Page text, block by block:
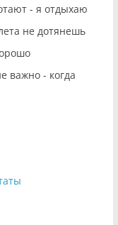
- я отдыхаю
не дотянешь
важно - когда